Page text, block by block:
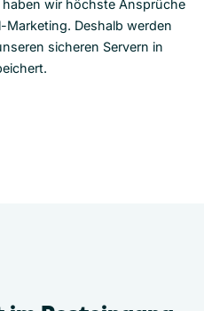
wir höchste Ansprüche
Marketing. Deshalb werden
sicheren Servern in